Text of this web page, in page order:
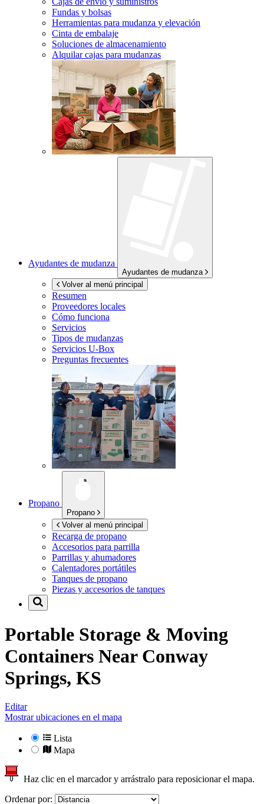
Fundas y bolsas
Herramientas para mudanza y elevación
Cinta de embalaje
Soluciones de almacenamiento
Alquilar cajas para mudanzas
Ayudantes de mudanza
Ayudantes de mudanza
Volver al menú principal
Resumen
Proveedores locales
Cómo funciona
Servicios
Tipos de mudanzas
Servicios U-Box
Preguntas frecuentes
Propano
Propano
Volver al menú principal
Recarga de propano
Accesorios para parrilla
Parrillas y ahumadores
Calentadores portátiles
Tanques de propano
Piezas y accesorios de tanques
Portable Storage & Moving
Containers Near Conway
Springs, KS
Editar
Mostrar ubicaciones en el mapa
Lista
Mapa
Haz clic en el marcador y arrástralo para reposicionar el mapa.
Ordenar por: